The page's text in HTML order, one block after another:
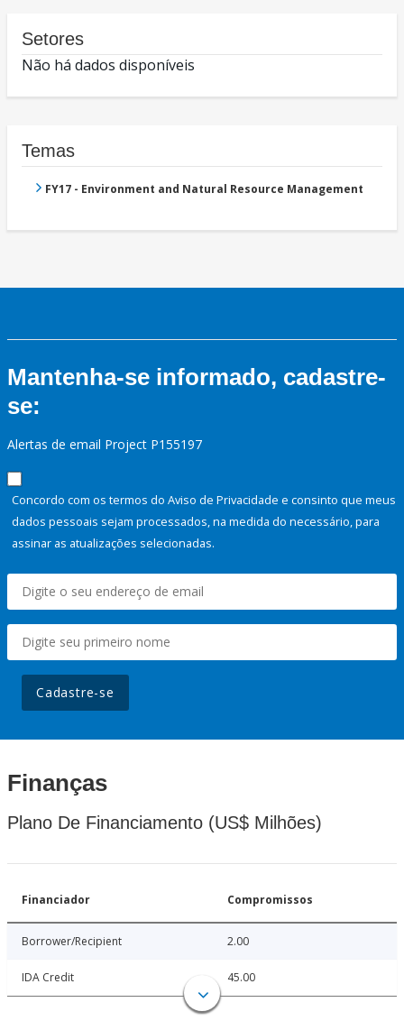
Setores
Não há dados disponíveis
Temas
FY17 - Environment and Natural Resource Management
Mantenha-se informado, cadastre-
se:
Alertas de email Project P155197
Concordo com os termos do Aviso de Privacidade e consinto que meus
dados pessoais sejam processados, na medida do necessário, para
assinar as atualizações selecionadas.
Cadastre-se
Finanças
Plano De Financiamento (US$ Milhões)
Financiador Compromissos
Borrower/Recipient 2.00
IDA Credit 45.00